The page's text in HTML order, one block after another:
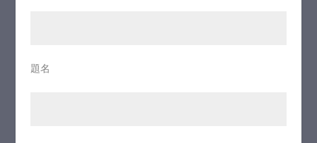
題名